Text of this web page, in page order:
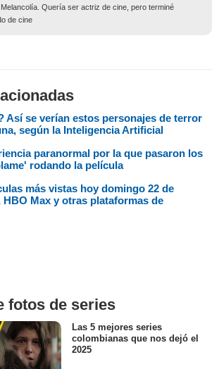
Quería ser actriz de cine, pero terminé
de cine
Así se verían estos personajes de terror
según la Inteligencia Artificial
paranormal por la que pasaron los
rodando la película
más vistas hoy domingo 22 de
Max y otras plataformas de
fotos de series
Las 5 mejores series
colombianas que nos dejó el
2025